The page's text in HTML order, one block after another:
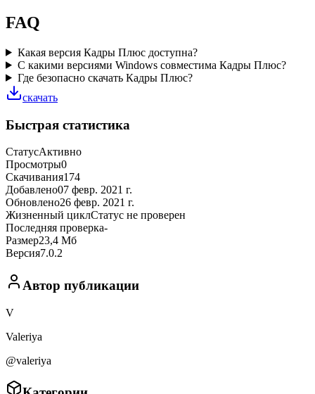
FAQ
Какая версия Кадры Плюс доступна?
С какими версиями Windows совместима Кадры Плюс?
Где безопасно скачать Кадры Плюс?
скачать
Быстрая статистика
СтатусАктивно
Просмотры0
Скачивания174
Добавлено07 февр. 2021 г.
Обновлено26 февр. 2021 г.
Жизненный циклСтатус не проверен
Последняя проверка-
Размер23,4 Мб
Версия7.0.2
Автор публикации
V
Valeriya
@valeriya